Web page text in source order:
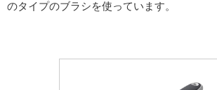
のタイプのブラシを使っています。